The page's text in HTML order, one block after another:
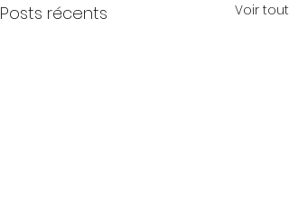
Posts récents Voir tout